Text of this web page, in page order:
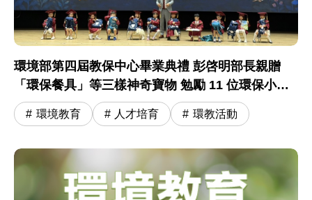
環境部第四屆教保中心畢業典禮 彭啓明部長親贈
「環保餐具」等三樣神奇寶物 勉勵 11 位環保小尖
兵開啟小學冒險旅程
環境教育 人才培育 環教活動